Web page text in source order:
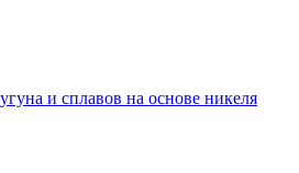
и сплавов на основе никеля